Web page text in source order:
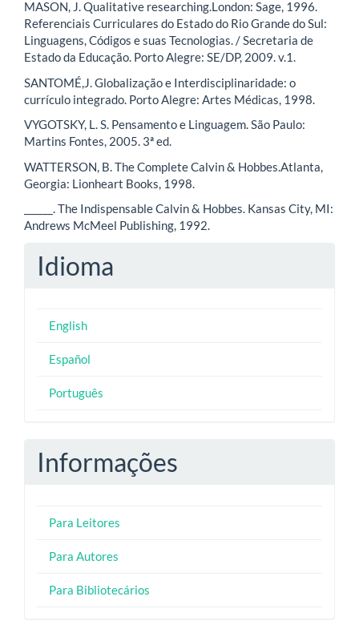
MASON, J. Qualitative researching.London: Sage, 1996.
Referenciais Curriculares do Estado do Rio Grande do Sul:
Linguagens, Códigos e suas Tecnologias. / Secretaria de
Estado da Educação. Porto Alegre: SE/DP, 2009. v.1.
SANTOMÉ,J. Globalização e Interdisciplinaridade: o
currículo integrado. Porto Alegre: Artes Médicas, 1998.
VYGOTSKY, L. S. Pensamento e Linguagem. São Paulo:
Martins Fontes, 2005. 3ª ed.
WATTERSON, B. The Complete Calvin & Hobbes.Atlanta,
Georgia: Lionheart Books, 1998.
______. The Indispensable Calvin & Hobbes. Kansas City, MI:
Andrews McMeel Publishing, 1992.
Idioma
English
Español
Português
Informações
Para Leitores
Para Autores
Para Bibliotecários